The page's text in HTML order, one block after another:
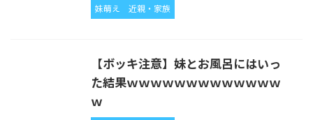
妹萌え 近親・家族
【ボッキ注意】妹とお風呂にはいっ
た結果ｗｗｗｗｗｗｗｗｗｗｗｗｗ
ｗ